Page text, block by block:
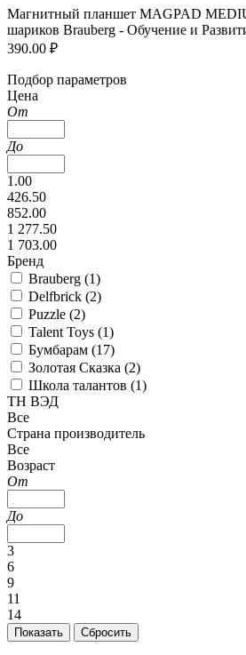
Магнитный планшет MAGPAD
шариков Brauberg - Обучение и
390.00 ₽
Подбор параметров
Цена
От
До
1.00
426.50
852.00
1 277.50
1 703.00
Бренд
Brauberg (1)
Delfbrick (2)
Puzzle (2)
Talent Toys (1)
Бумбарам (17)
Золотая Сказка (2)
Школа талантов (1)
ТН ВЭД
Все
Страна производитель
Все
Возраст
От
До
3
6
9
11
14